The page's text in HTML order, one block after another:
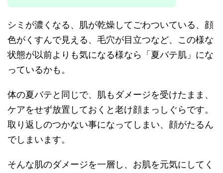
シミが濃くなる、肌が乾燥してごわついている、顔
色がくすんで見える、毛穴が目立つなど、この様な
状態が以前よりも気になる様なら「夏バテ肌」にな
っているかも。
体の夏バテと同じで、肌もダメージを受けたまま、
ケアをせず放置しておくと老け顔まっしぐらです。
取り返しのつかない事になってしまい、顔がたるん
でしまいます。
そんな肌のダメージを一層し、お肌を元気にしてく